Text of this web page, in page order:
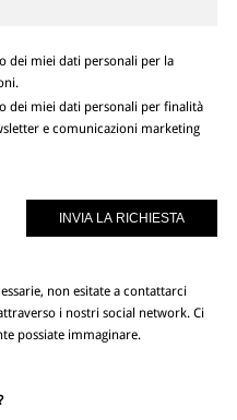
dei miei dati personali per la
dei miei dati personali per finalità
e comunicazioni marketing
non esitate a contattarci
i nostri social network. Ci
possiate immaginare.